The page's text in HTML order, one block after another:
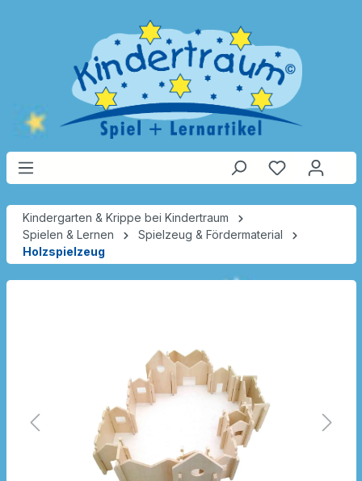
Kindergarten & Krippe bei Kindertraum
Spielen & Lernen
Spielzeug & Fördermaterial
Holzspielzeug